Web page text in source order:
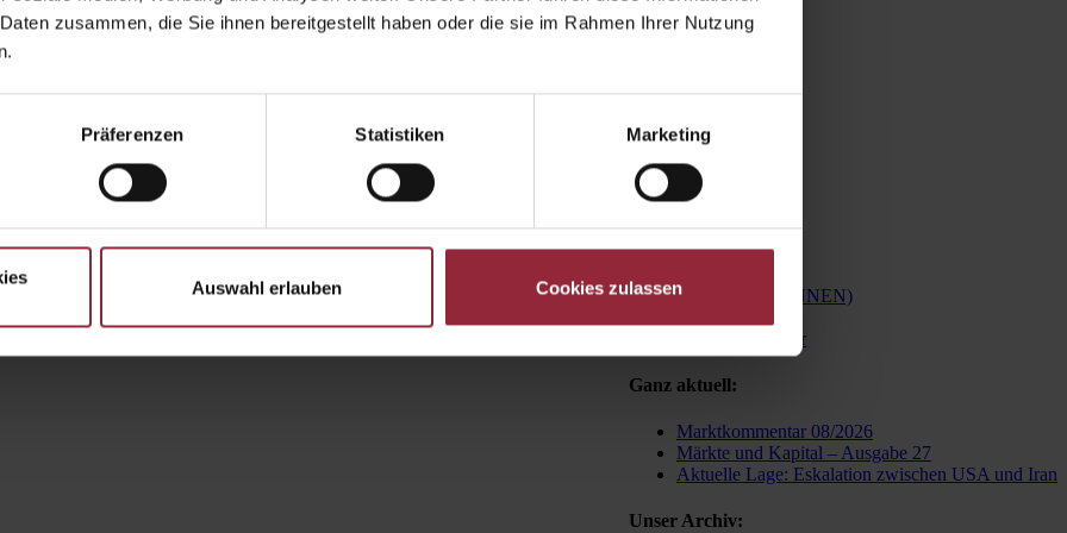
zusammen, die Sie ihnen bereitgestellt haben oder die sie im Rahmen Ihrer Nutzung
Präferenzen Statistiken Marketing
Auswahl erlauben Cookies zulassen
aus unserem Anlageuniversum.
Kategorien:
Ad-Hoc
Allgemein
Finanzexpert(-INNEN)
Marktkommentar
Ganz aktuell:
Marktkommentar 08/2026
Märkte und Kapital – Ausgabe 27
Aktuelle Lage: Eskalation zwischen USA und Iran
Unser Archiv:
Newsletteranmeldung
Verpassen Sie keine Neuigkeiten und melden
Anmelden